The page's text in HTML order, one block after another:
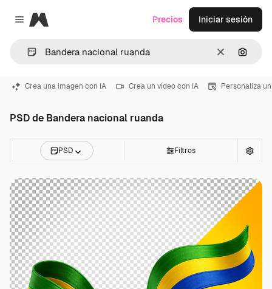
Close menu
Magnific
Borrar
Precios Iniciar sesión
Crea una imagen con IA Crea un vídeo con IA Personaliza
PSD de Bandera nacional ruanda
PSD Filtros